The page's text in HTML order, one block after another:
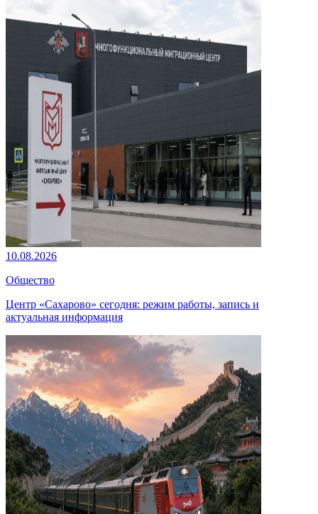
10.08.2026
Общество
Центр «Сахарово» сегодня: режим работы, запись и
актуальная информация